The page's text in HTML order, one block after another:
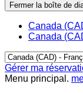
Fermer la boîte de
Canada
Canada
Gérer ma
Menu principal.